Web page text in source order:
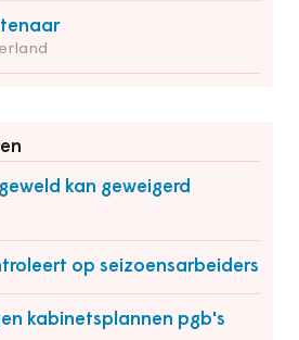
kan geweigerd
op seizoensarbeiders
kabinetsplannen pgb's